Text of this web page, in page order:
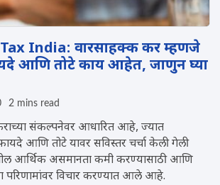
India: वारसाहक्क कर म्हणजे
आण‍ि तोटे काय आहेत, जाणुन घ्या
2 mins read
संकल्पनेवर आधारित आहे, ज्यात
आणि तोटे यावर सविस्तर चर्चा केली गेली
आर्थिक असमानता कमी करण्यासाठी आणि
परिणामांवर विचार करण्यात आले आहे.